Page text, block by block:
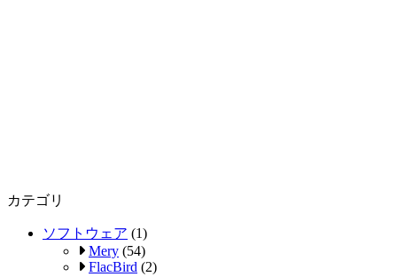
カテゴリ
ソフトウェア (1)
Mery (54)
FlacBird (2)